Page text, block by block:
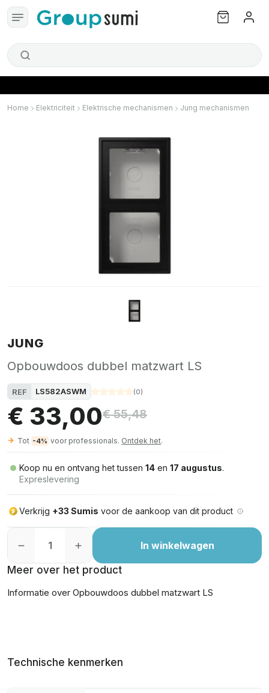
Home Elektriciteit Elektrische mechanismen Jung mechanismen
JUNG
Opbouwdoos dubbel matzwart LS
REF LS582ASWM (0)
€ 33,00€ 55,48
Tot -4% voor professionals. Ontdek het.
Koop nu en ontvang het tussen 14 en 17 augustus.
Expreslevering
Verkrijg +33 Sumis voor de aankoop van dit product
In winkelwagen
Meer over het product
Informatie over Opbouwdoos dubbel matzwart LS
Technische kenmerken